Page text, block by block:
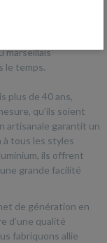
la lumière du jour
réaliser ainsi des
marseillais
le temps.
plus de 40 ans,
qu’ils soient
artisanale garantit un
tous les styles
ils offrent
grande facilité
de génération en
d’une qualité
fabriquons allie